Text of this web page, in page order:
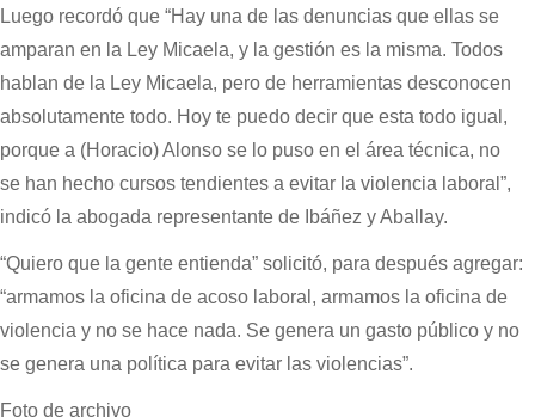
Luego recordó que “Hay una de las denuncias que ellas se
amparan en la Ley Micaela, y la gestión es la misma. Todos
hablan de la Ley Micaela, pero de herramientas desconocen
absolutamente todo. Hoy te puedo decir que esta todo igual,
porque a (Horacio) Alonso se lo puso en el área técnica, no
se han hecho cursos tendientes a evitar la violencia laboral”,
indicó la abogada representante de Ibáñez y Aballay.
“Quiero que la gente entienda” solicitó, para después agregar:
“armamos la oficina de acoso laboral, armamos la oficina de
violencia y no se hace nada. Se genera un gasto público y no
se genera una política para evitar las violencias”.
Foto de archivo